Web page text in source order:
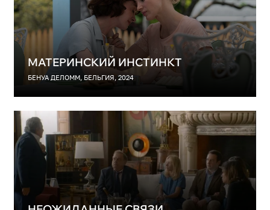
МАТЕРИНСКИЙ ИНСТИНКТ
БЕНУА ДЕЛОММ, БЕЛЬГИЯ, 2024